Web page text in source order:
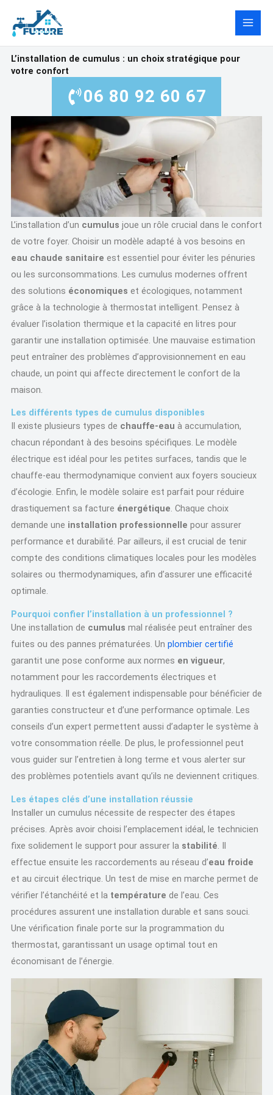
contenu
L’installation de cumulus : un choix stratégique pour
votre confort
06 80 92 60 67
L’installation d’un cumulus joue un rôle crucial dans le confort
de votre foyer. Choisir un modèle adapté à vos besoins en
eau chaude sanitaire est essentiel pour éviter les pénuries
ou les surconsommations. Les cumulus modernes offrent
des solutions économiques et écologiques, notamment
grâce à la technologie à thermostat intelligent. Pensez à
évaluer l’isolation thermique et la capacité en litres pour
garantir une installation optimisée. Une mauvaise estimation
peut entraîner des problèmes d’approvisionnement en eau
chaude, un point qui affecte directement le confort de la
maison.
Les différents types de cumulus disponibles
Il existe plusieurs types de chauffe-eau à accumulation,
chacun répondant à des besoins spécifiques. Le modèle
électrique est idéal pour les petites surfaces, tandis que le
chauffe-eau thermodynamique convient aux foyers soucieux
d’écologie. Enfin, le modèle solaire est parfait pour réduire
drastiquement sa facture énergétique. Chaque choix
demande une installation professionnelle pour assurer
performance et durabilité. Par ailleurs, il est crucial de tenir
compte des conditions climatiques locales pour les modèles
solaires ou thermodynamiques, afin d’assurer une efficacité
optimale.
Pourquoi confier l’installation à un professionnel ?
Une installation de cumulus mal réalisée peut entraîner des
fuites ou des pannes prématurées. Un plombier certifié
garantit une pose conforme aux normes en vigueur,
notamment pour les raccordements électriques et
hydrauliques. Il est également indispensable pour bénéficier de
garanties constructeur et d’une performance optimale. Les
conseils d’un expert permettent aussi d’adapter le système à
votre consommation réelle. De plus, le professionnel peut
vous guider sur l’entretien à long terme et vous alerter sur
des problèmes potentiels avant qu’ils ne deviennent critiques.
Les étapes clés d’une installation réussie
Installer un cumulus nécessite de respecter des étapes
précises. Après avoir choisi l’emplacement idéal, le technicien
fixe solidement le support pour assurer la stabilité . Il
effectue ensuite les raccordements au réseau d’eau froide
et au circuit électrique. Un test de mise en marche permet de
vérifier l’étanchéité et la température de l’eau. Ces
procédures assurent une installation durable et sans souci.
Une vérification finale porte sur la programmation du
thermostat, garantissant un usage optimal tout en
économisant de l’énergie.